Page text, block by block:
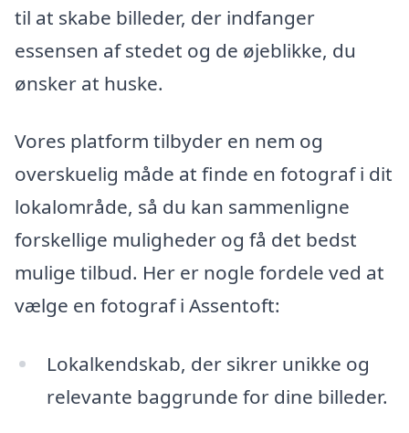
til at skabe billeder, der indfanger
essensen af stedet og de øjeblikke, du
ønsker at huske.
Vores platform tilbyder en nem og
overskuelig måde at finde en fotograf i dit
lokalområde, så du kan sammenligne
forskellige muligheder og få det bedst
mulige tilbud. Her er nogle fordele ved at
vælge en fotograf i Assentoft:
Lokalkendskab, der sikrer unikke og
relevante baggrunde for dine billeder.